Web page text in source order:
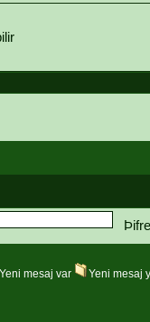
mesaj var Yeni mesaj